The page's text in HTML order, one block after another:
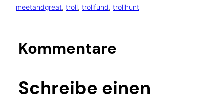
meetandgreat, troll, trollfund, trollhunt
Kommentare
Schreibe einen